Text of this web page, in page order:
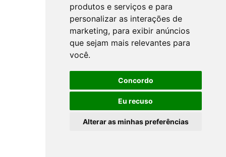
produtos e serviços e para
personalizar as interações de
marketing, para exibir anúncios
que sejam mais relevantes para
você.
Concordo
Eu recuso
Alterar as minhas preferências